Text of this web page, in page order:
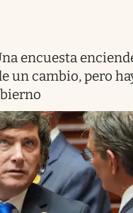
encuesta
un cambio, pero